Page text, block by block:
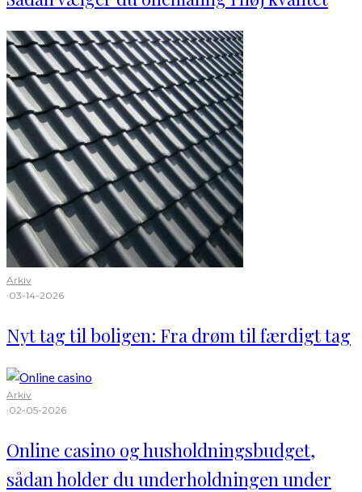
Arkiv
·03-14-2026
Nyt tag til boligen: Fra drøm til færdigt tag
Arkiv
·02-05-2026
Online casino og husholdningsbudget,
sådan holder du underholdningen under